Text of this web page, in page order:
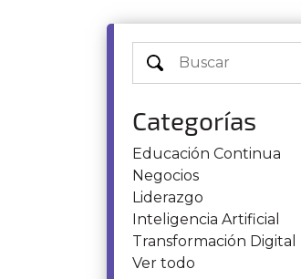
Categorías
Educación Continua
Negocios
Liderazgo
Inteligencia Artificial
Transformación Digital
Ver todo